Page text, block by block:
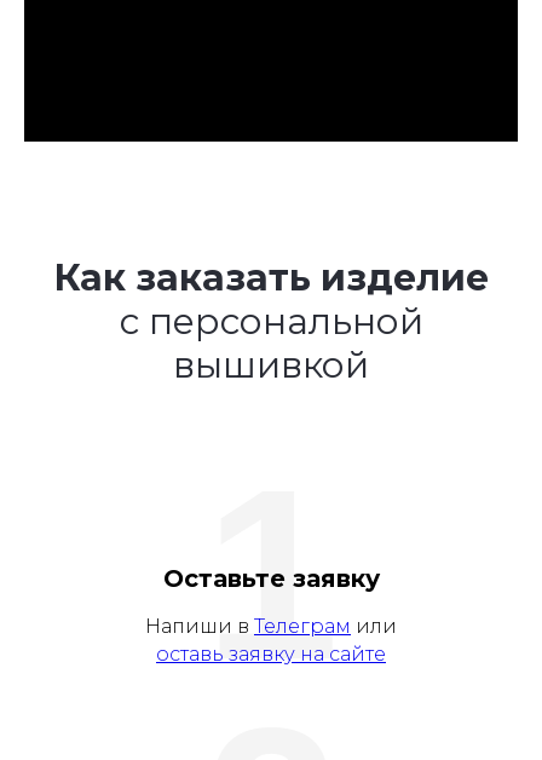
Как заказать изделие
с персональной
вышивкой
Оставьте заявку
Напиши в Телеграм или
оставь заявку на сайте
1